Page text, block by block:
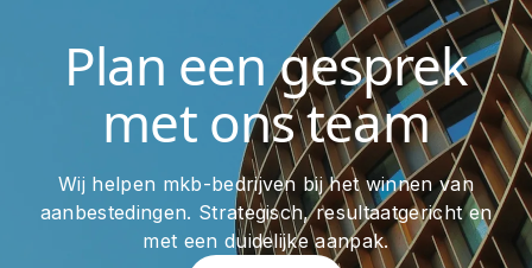
Plan een gesprek
met ons team
Wij helpen mkb-bedrijven bij het winnen van
aanbestedingen. Strategisch, resultaatgericht en
met een duidelijke aanpak.